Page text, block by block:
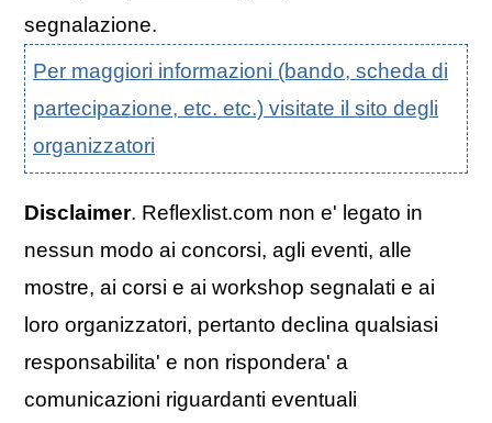
segnalazione.
Per maggiori informazioni (bando, scheda di
partecipazione, etc. etc.) visitate il sito degli
organizzatori
Disclaimer. Reflexlist.com non e' legato in
nessun modo ai concorsi, agli eventi, alle
mostre, ai corsi e ai workshop segnalati e ai
loro organizzatori, pertanto declina qualsiasi
responsabilita' e non rispondera' a
comunicazioni riguardanti eventuali